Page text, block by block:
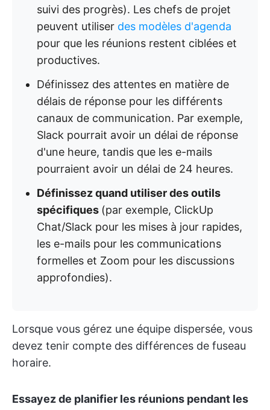
suivi des progrès). Les chefs de projet
peuvent utiliser des modèles d'agenda
pour que les réunions restent ciblées et
productives.
Définissez des attentes en matière de
délais de réponse pour les différents
canaux de communication. Par exemple,
Slack pourrait avoir un délai de réponse
d'une heure, tandis que les e-mails
pourraient avoir un délai de 24 heures.
Définissez quand utiliser des outils
spécifiques (par exemple, ClickUp
Chat/Slack pour les mises à jour rapides,
les e-mails pour les communications
formelles et Zoom pour les discussions
approfondies).
Lorsque vous gérez une équipe dispersée, vous
devez tenir compte des différences de fuseau
horaire.
Essayez de planifier les réunions pendant les